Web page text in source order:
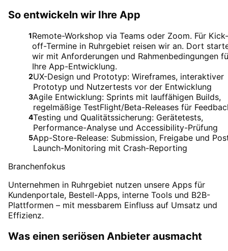
So entwickeln wir Ihre App
1Remote-Workshop via Teams oder Zoom. Für Kick-
off-Termine in Ruhrgebiet reisen wir an. Dort
wir mit Anforderungen und Rahmenbedingungen
Ihre App-Entwicklung.
2UX-Design und Prototyp: Wireframes, interaktiver
Prototyp und Nutzertests vor der Entwicklung
3Agile Entwicklung: Sprints mit lauffähigen Builds,
regelmäßige TestFlight/Beta-Releases für
4Testing und Qualitätssicherung: Gerätetests,
Performance-Analyse und Accessibility-Prüfung
5App-Store-Release: Submission, Freigabe und
Launch-Monitoring mit Crash-Reporting
Branchenfokus
Unternehmen in Ruhrgebiet nutzen unsere Apps für
Kundenportale, Bestell-Apps, interne Tools und B2B-
Plattformen – mit messbarem Einfluss auf Umsatz und
Effizienz.
Was einen seriösen Anbieter ausmacht